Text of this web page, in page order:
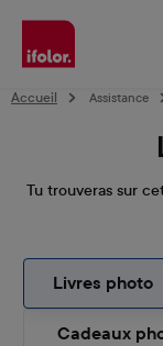
principal
Accueil Assistance
Tu trouveras sur
Livres photo
Cadeaux